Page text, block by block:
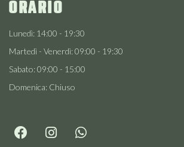
ORARIO
Lunedì: 14:00 - 19:30
Martedì - Venerdì: 09:00 - 19:30
Sabato: 09:00 - 15:00
Domenica: Chiuso